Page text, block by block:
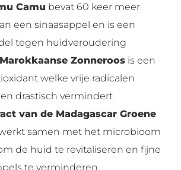
Camu bevat 60 keer meer
een sinaasappel en is een
tegen huidveroudering
Zonneroos is een
welke vrije radicalen
drastisch vermindert
van de Madagascar Groene
samen met het microbioom
de huid te revitaliseren en fijne
te verminderen